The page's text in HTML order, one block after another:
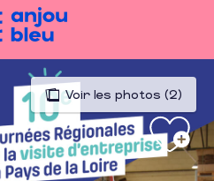
Voir les photos (2)